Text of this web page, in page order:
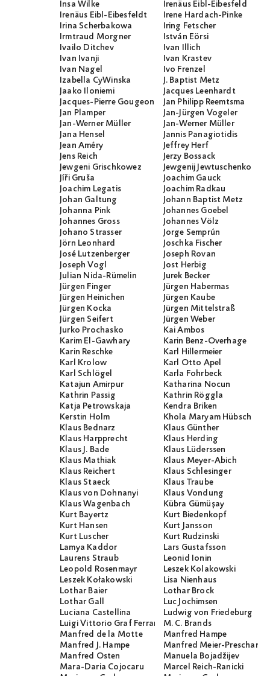
Insa Wilke
Irenäus Eibl-Eibesfeld
Irenäus Eibl-Eibesfeldt
Irene Hardach-Pinke
Irina Scherbakowa
Iring Fetscher
Irmtraud Morgner
István Eörsi
Ivailo Ditchev
Ivan Illich
Ivan Ivanji
Ivan Krastev
Ivan Nagel
Ivo Frenzel
Izabella CyWinska
J. Baptist Metz
Jaako Iloniemi
Jacques Leenhardt
Jacques-Pierre Gougeon
Jan Philipp Reemtsma
Jan Plamper
Jan-Jürgen Vogeler
Jan-Werner Müller
Jan-Werner Müller
Jana Hensel
Jannis Panagiotidis
Jean Améry
Jeffrey Herf
Jens Reich
Jerzy Bossack
Jewgeni Grischkowez
Jewgenij Jewtuschenko
Jíři Gruša
Joachim Gauck
Joachim Legatis
Joachim Radkau
Johan Galtung
Johann Baptist Metz
Johanna Pink
Johannes Goebel
Johannes Gross
Johannes Völz
Johano Strasser
Jorge Semprún
Jörn Leonhard
Joschka Fischer
José Lutzenberger
Joseph Rovan
Joseph Vogl
Jost Herbig
Julian Nida-Rümelin
Jurek Becker
Jürgen Finger
Jürgen Habermas
Jürgen Heinichen
Jürgen Kaube
Jürgen Kocka
Jürgen Mittelstraß
Jürgen Seifert
Jürgen Weber
Jurko Prochasko
Kai Ambos
Karim El-Gawhary
Karin Benz-Overhage
Karin Reschke
Karl Hillermeier
Karl Krolow
Karl Otto Apel
Karl Schlögel
Karla Fohrbeck
Katajun Amirpur
Katharina Nocun
Kathrin Passig
Kathrin Röggla
Katja Petrowskaja
Kendra Briken
Kerstin Holm
Khola Maryam Hübsch
Klaus Bednarz
Klaus Günther
Klaus Harpprecht
Klaus Herding
Klaus J. Bade
Klaus Lüderssen
Klaus Mathiak
Klaus Meyer-Abich
Klaus Reichert
Klaus Schlesinger
Klaus Staeck
Klaus Traube
Klaus von Dohnanyi
Klaus Vondung
Klaus Wagenbach
Kübra Gümüşay
Kurt Bayertz
Kurt Biedenkopf
Kurt Hansen
Kurt Jansson
Kurt Luscher
Kurt Rudzinski
Lamya Kaddor
Lars Gustafsson
Laurens Straub
Leonid Ionin
Leopold Rosenmayr
Leszek Kolakowski
Leszek Kołakowski
Lisa Nienhaus
Lothar Baier
Lothar Brock
Lothar Gall
Luc Jochimsen
Luciana Castellina
Ludwig von Friedeburg
Luigi Vittorio Graf Ferraris
M. C. Brands
Manfred de la Motte
Manfred Hampe
Manfred J. Hampe
Manfred Meier-Preschany
Manfred Osten
Manuela Bojadžijev
Mara-Daria Cojocaru
Marcel Reich-Ranicki